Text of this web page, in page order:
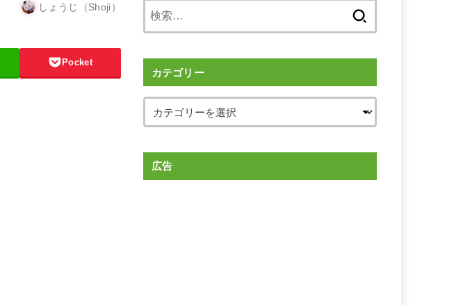
しょうじ（Shoji）
Pocket
カテゴリー
広告